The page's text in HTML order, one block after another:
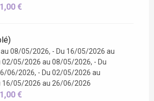
€
08/05/2026, - Du 16/05/2026 au
02/05/2026 au 08/05/2026, - Du
06/2026, - Du 02/05/2026 au
16/05/2026 au 26/06/2026
€